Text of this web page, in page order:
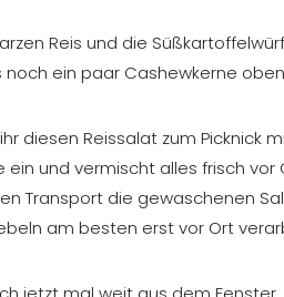
Reis und die
noch ein paar Cashewkerne
diesen Reissalat zum
ein und vermischt alles frisch
Transport die gewaschenen
am besten erst vor Ort